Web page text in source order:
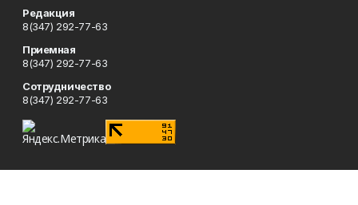
Редакция
8(347) 292-77-63
Приемная
8(347) 292-77-63
Сотрудничество
8(347) 292-77-63